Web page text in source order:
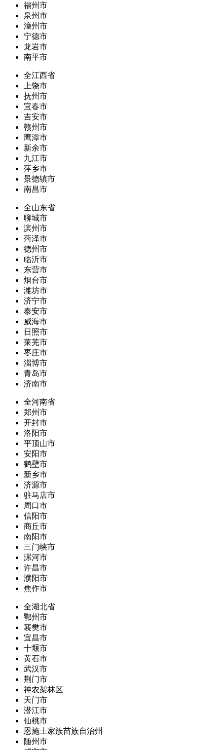
福州市
泉州市
漳州市
宁德市
龙岩市
南平市
全江西省
上饶市
抚州市
宜春市
吉安市
赣州市
鹰潭市
新余市
九江市
萍乡市
景德镇市
南昌市
全山东省
聊城市
滨州市
菏泽市
德州市
临沂市
东营市
烟台市
潍坊市
济宁市
泰安市
威海市
日照市
莱芜市
枣庄市
淄博市
青岛市
济南市
全河南省
郑州市
开封市
洛阳市
平顶山市
安阳市
鹤壁市
新乡市
济源市
驻马店市
周口市
信阳市
商丘市
南阳市
三门峡市
漯河市
许昌市
濮阳市
焦作市
全湖北省
鄂州市
襄樊市
宜昌市
十堰市
黄石市
武汉市
荆门市
神农架林区
天门市
潜江市
仙桃市
恩施土家族苗族自治州
随州市